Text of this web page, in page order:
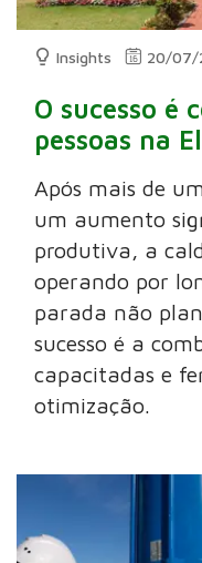
Insights 20/07/
O sucesso é
pessoas na
Após mais de
um aumento
produtiva, a
operando por
parada não
sucesso é a
capacitadas e
otimização.